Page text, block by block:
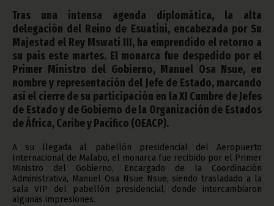
Tras una intensa agenda diplomática, la alta
delegación del Reino de Esuatini, encabezada por Su
Majestad el Rey Mswati III, ha emprendido el retorno a
su país este martes. El monarca fue despedido por el
Primer Ministro del Gobierno, Manuel Osa Nsue, en
nombre y representación del Jefe de Estado, marcando
así el cierre de su participación en la XI Cumbre de Jefes
de Estado y de Gobierno de la Organización de Estados
de África, Caribe y Pacífico (OEACP).
A su llegada al pabellón presidencial del Aeropuerto
Internacional de Malabo, el monarca fue recibido por el Primer
Ministro del Gobierno, Encargado de la Coordinación
Administrativa, Manuel Osa Nsue Nsue, siendo trasladado a la
sala VIP del pabellón presidencial, donde intercambiaron
algunas impresiones.